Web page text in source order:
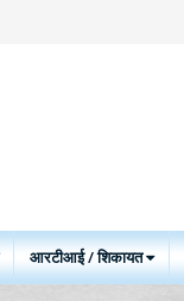
आरटीआई / शिकायत